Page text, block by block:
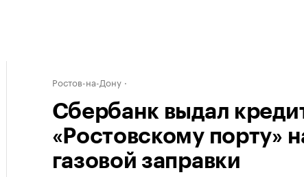
Ростов-на-Дону
Сбербанк выдал
«Ростовскому порту»
газовой заправки